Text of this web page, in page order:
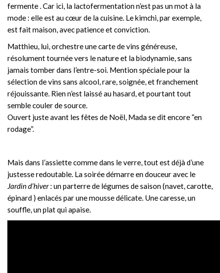
fermente . Car ici, la lactofermentation n’est pas un mot à la
mode : elle est au cœur de la cuisine. Le kimchi, par exemple,
est fait maison, avec patience et conviction.
Matthieu, lui, orchestre une carte de vins généreuse,
résolument tournée vers le nature et la biodynamie, sans
jamais tomber dans l’entre-soi. Mention spéciale pour la
sélection de vins sans alcool, rare, soignée, et franchement
réjouissante. Rien n’est laissé au hasard, et pourtant tout
semble couler de source.
Ouvert juste avant les fêtes de Noël, Mada se dit encore “en
rodage”.
Mais dans l’assiette comme dans le verre, tout est déjà d’une
justesse redoutable. La soirée démarre en douceur avec le
Jardin d’hiver: un parterre de légumes de saison (navet, carotte,
épinard ) enlacés par une mousse délicate. Une caresse, un
souffle, un plat qui apaise.